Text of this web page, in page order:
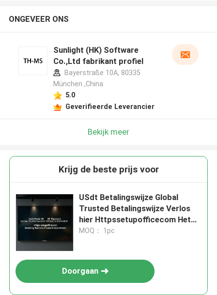
ONGEVEER ONS
Sunlight (HK) Software
Co.,Ltd fabrikant profiel
Bayerstraße 10A, 80335
München ,China
5.0
Geverifieerde Leverancier
Bekijk meer
Krijg de beste prijs voor
USdt Betalingswijze Global
Trusted Betalingswijze Verlos
hier Httpssetupofficecom Het
mogelijk maken van zakelijke
MOQ： 1pc
Doorgaan